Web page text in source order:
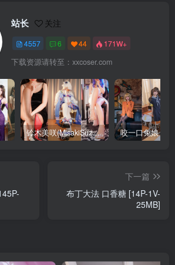
站长 关注
4557 6 44 171W+
下载资源请转至：xxcoser.com
铃木美咲(MisakiSuzuki) 合集下载 咬一口兔娘 合
下一篇
布丁大法 口香糖 [14P-1V-
25MB]